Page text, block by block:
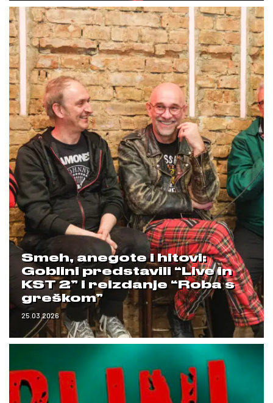
Smeh, anegote i hitovi:
Goblini predstavili “Live in
KST 2” i reizdanje “Roba s
greškom”
25.03.2026